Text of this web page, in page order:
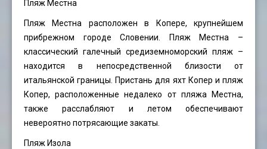
Пляж Местна
Пляж Местна расположен в Копере, крупнейшем
прибрежном городе Словении. Пляж Местна –
классический галечный средиземноморский пляж –
находится в непосредственной близости от
итальянской границы. Пристань для яхт Копер и пляж
Копер, расположенные недалеко от пляжа Местна,
также расслабляют и летом обеспечивают
невероятно потрясающие закаты.
Пляж Изола